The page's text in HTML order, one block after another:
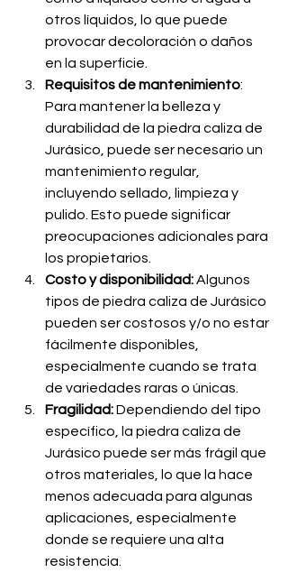
otros líquidos, lo que puede
provocar decoloración o daños
en la superficie.
Requisitos de mantenimiento:
Para mantener la belleza y
durabilidad de la piedra caliza de
Jurásico, puede ser necesario un
mantenimiento regular,
incluyendo sellado, limpieza y
pulido. Esto puede significar
preocupaciones adicionales para
los propietarios.
Costo y disponibilidad: Algunos
tipos de piedra caliza de Jurásico
pueden ser costosos y/o no estar
fácilmente disponibles,
especialmente cuando se trata
de variedades raras o únicas.
Fragilidad: Dependiendo del tipo
específico, la piedra caliza de
Jurásico puede ser más frágil que
otros materiales, lo que la hace
menos adecuada para algunas
aplicaciones, especialmente
donde se requiere una alta
resistencia.